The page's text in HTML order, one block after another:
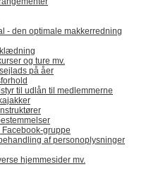
- den optimale makkerredning
og ture mv.
på åer
til udlån til medlemmerne
gruppe
af personoplysninger
hjemmesider mv.